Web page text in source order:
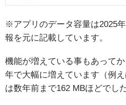
※アプリのデータ容量は2025
報を元に記載しています。
機能が増えている事もあって
年で大幅に増えています（例
は数年前まで162 MBほどでした